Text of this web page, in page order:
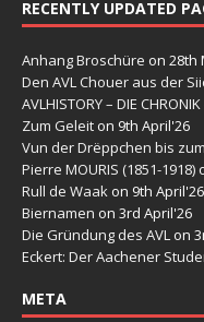
RECENTLY UPDATED
Anhang Broschüre on 28th
Den AVL Chouer aus der
AVLHISTORY – DIE CHRONIK
Zum Geleit on 9th April'26
Vun der Drëppchen bis
Pierre MOURIS (1851-1918)
Rull de Waak on 9th April'26
Biernamen on 3rd April'26
Die Gründung des AVL on
Eckert: Der Aachener
META